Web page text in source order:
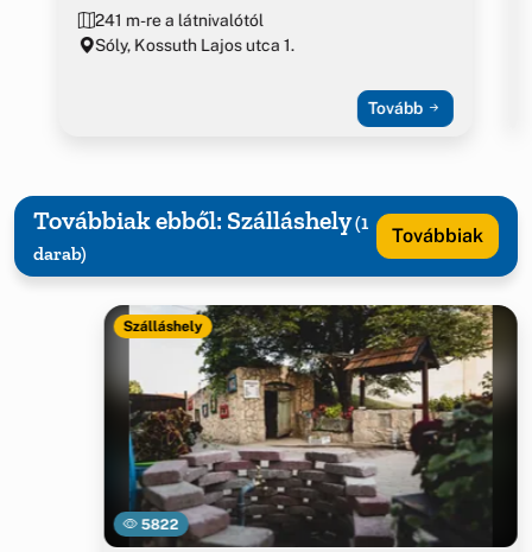
241 m-re a látnivalótól
Sóly, Kossuth Lajos utca 1.
Tovább
Továbbiak ebből: Szálláshely(1
darab)
Továbbiak
5822
Szálláshely